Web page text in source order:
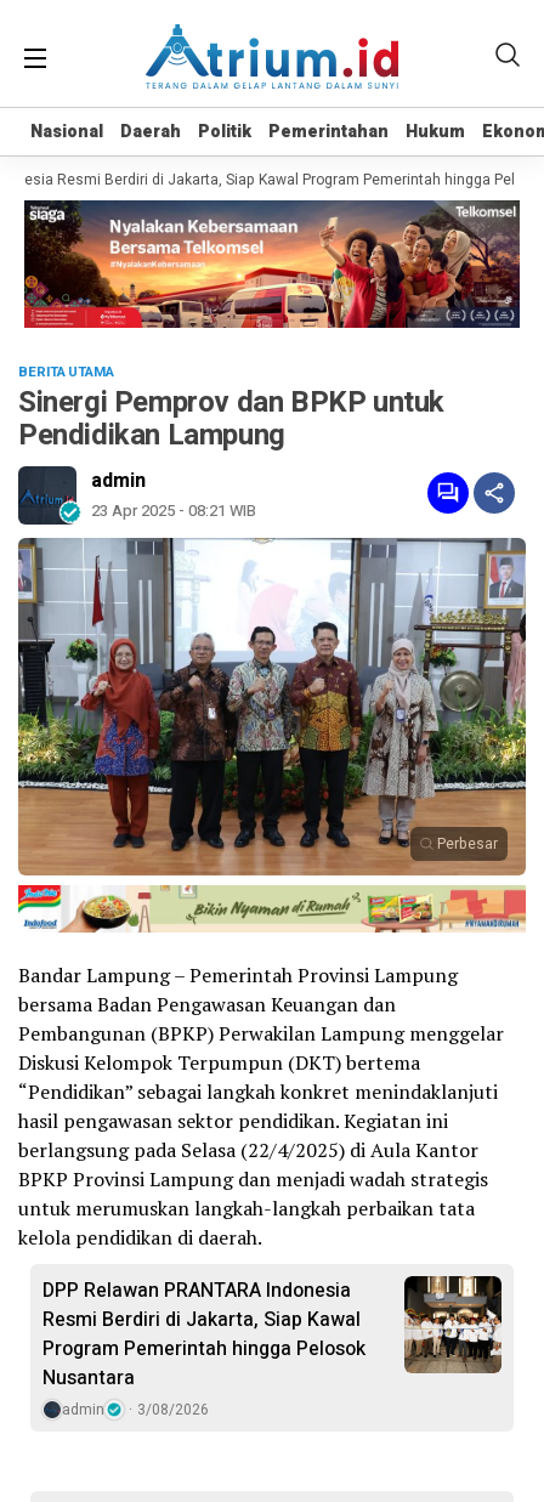
Nasional Daerah Politik Pemerintahan Hukum
Nasional Daerah Politik Pemerintahan Hukum
Resmi Berdiri di Jakarta, Siap Kawal Program Pemerintah hingga Pelosok
BERITA UTAMA
Sinergi Pemprov dan BPKP untuk
Pendidikan Lampung
admin
23 Apr 2025 - 08:21 WIB
Perbesar
Bandar Lampung – Pemerintah Provinsi Lampung
bersama Badan Pengawasan Keuangan dan
Pembangunan (BPKP) Perwakilan Lampung menggelar
Diskusi Kelompok Terpumpun (DKT) bertema
“Pendidikan” sebagai langkah konkret menindaklanjuti
hasil pengawasan sektor pendidikan. Kegiatan ini
berlangsung pada Selasa (22/4/2025) di Aula Kantor
BPKP Provinsi Lampung dan menjadi wadah strategis
untuk merumuskan langkah-langkah perbaikan tata
kelola pendidikan di daerah.
DPP Relawan PRANTARA Indonesia
Resmi Berdiri di Jakarta, Siap Kawal
Program Pemerintah hingga Pelosok
Nusantara
admin 3/08/2026